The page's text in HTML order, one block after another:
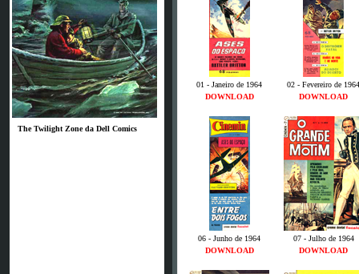
The Twilight Zone da Dell Comics
01 - Janeiro de 1964
02 - Fevereiro de 1964
DOWNLOAD
DOWNLOAD
06 - Junho de 1964
07 - Julho de 1964
DOWNLOAD
DOWNLOAD